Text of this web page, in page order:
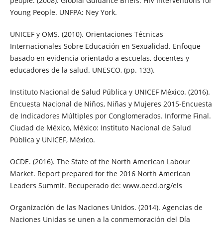
Young People. UNFPA: Ney York.
UNICEF y OMS. (2010). Orientaciones Técnicas
Internacionales Sobre Educación en Sexualidad. Enfoque
basado en evidencia orientado a escuelas, docentes y
educadores de la salud. UNESCO, (pp. 133).
Instituto Nacional de Salud Pública y UNICEF México. (2016).
Encuesta Nacional de Niños, Niñas y Mujeres 2015-Encuesta
de Indicadores Múltiples por Conglomerados. Informe Final.
Ciudad de México, México: Instituto Nacional de Salud
Pública y UNICEF, México.
OCDE. (2016). The State of the North American Labour
Market. Report prepared for the 2016 North American
Leaders Summit. Recuperado de: www.oecd.org/els
Organización de las Naciones Unidos. (2014). Agencias de
Naciones Unidas se unen a la conmemoración del Día